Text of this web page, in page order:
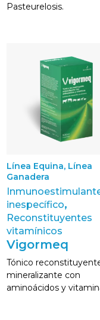
Pasteurelosis.
Línea Equina, Línea
Ganadera
inespecífico,
Reconstituyentes
vitamínicos
Vigormeq
Tónico
mineralizante con
aminoácidos y